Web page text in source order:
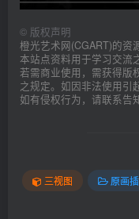
© 版权声明
橙光艺术网(CGART)的资
本站点资料用于学习交流
若需商业使用，需获得版
之规定。如因非法使用引
如有侵权行为，请联系告
三视图 原画